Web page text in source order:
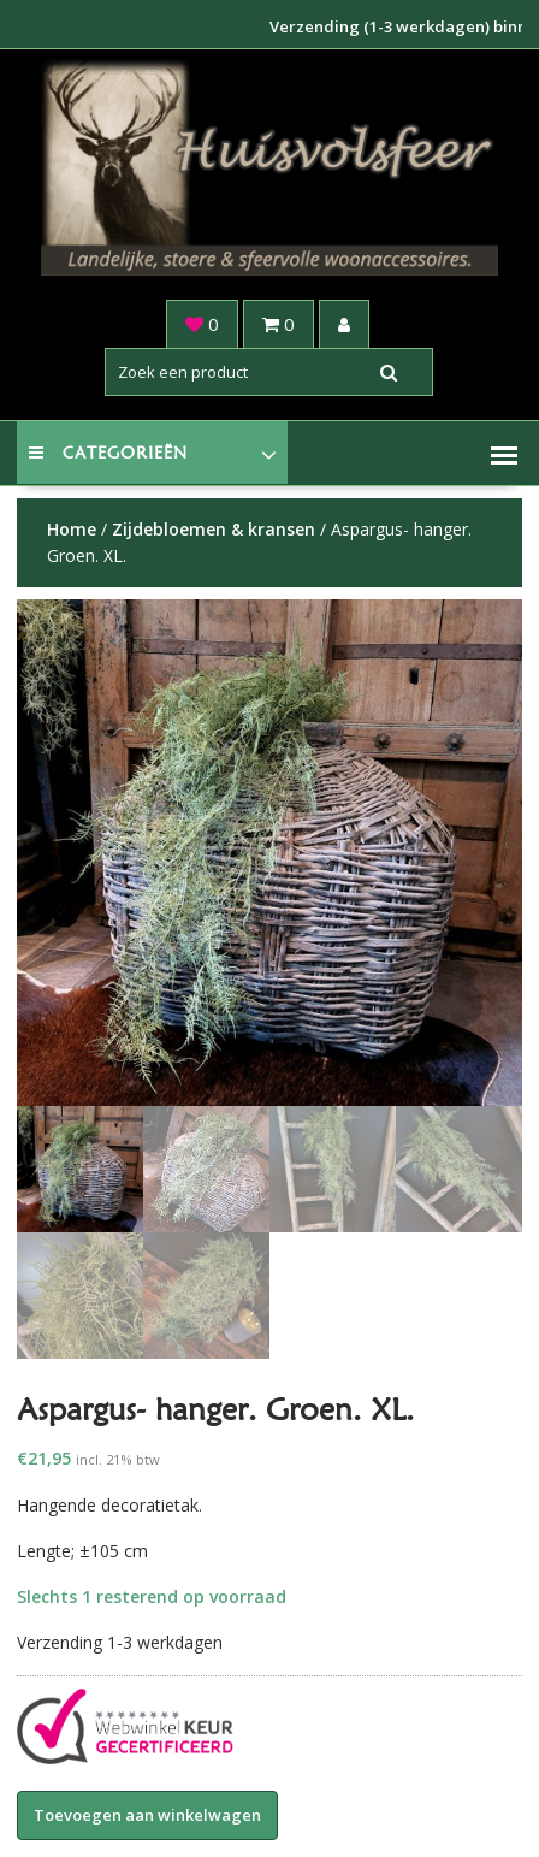
inhoud
Verzending (1-3 werkdagen) binnen
0 0
CATEGORIEËN
Home/ Zijdebloemen & kransen / Aspargus- hanger.
Groen. XL.
Aspargus- hanger. Groen. XL.
€21,95 incl. 21% btw
Hangende decoratietak.
Lengte; ±105 cm
Slechts 1 resterend op voorraad
Verzending 1-3 werkdagen
Aspargus-
hanger.
Toevoegen aan winkelwagen